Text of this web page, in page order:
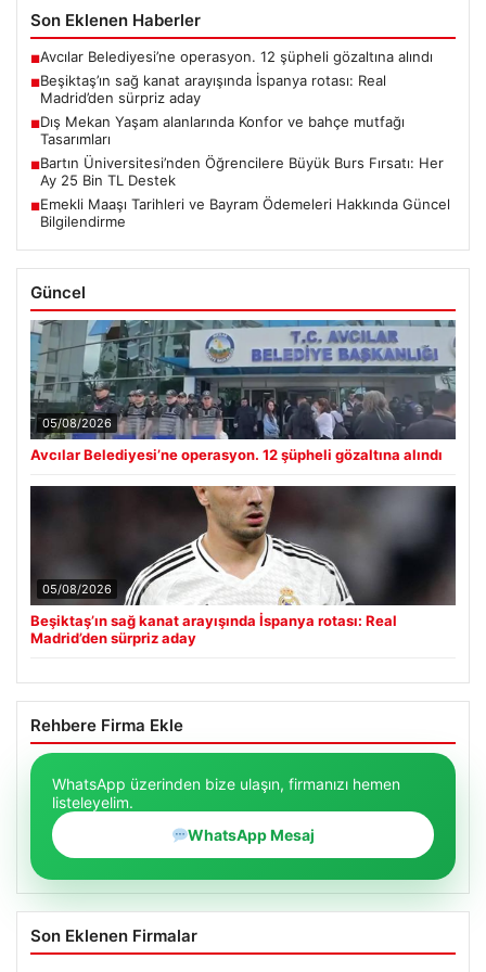
Son Eklenen Haberler
■Avcılar Belediyesi’ne operasyon. 12 şüpheli gözaltına alındı
■Beşiktaş’ın sağ kanat arayışında İspanya rotası: Real
Madrid’den sürpriz aday
■Dış Mekan Yaşam alanlarında Konfor ve bahçe mutfağı
Tasarımları
■Bartın Üniversitesi’nden Öğrencilere Büyük Burs Fırsatı: Her
Ay 25 Bin TL Destek
■Emekli Maaşı Tarihleri ve Bayram Ödemeleri Hakkında Güncel
Bilgilendirme
Güncel
05/08/2026
Avcılar Belediyesi’ne operasyon. 12 şüpheli gözaltına alındı
05/08/2026
Beşiktaş’ın sağ kanat arayışında İspanya rotası: Real
Madrid’den sürpriz aday
Rehbere Firma Ekle
WhatsApp üzerinden bize ulaşın, firmanızı hemen
listeleyelim.
WhatsApp Mesaj
Son Eklenen Firmalar